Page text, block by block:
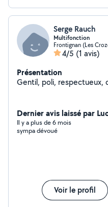
Serge Rauch
Multifonction
Frontignan (Les
4/5 (1 avis)
Présentation
Gentil, poli, respectueux,
Dernier avis laissé par
Il y a plus de 6 mois
sympa dévoué
Voir le profil